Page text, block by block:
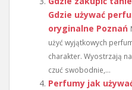
Gdzie używać
oryginalne Poznań
użyć wyjątkowych
charakter. Wyostrzają
czuć swobodnie,...
Perfumy jak